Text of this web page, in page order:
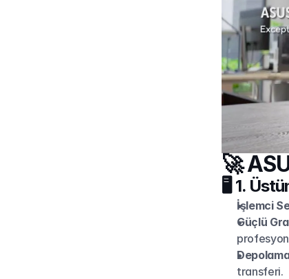
🚀
🖥️ 1.
İşlemci
Güçlü
transferi.